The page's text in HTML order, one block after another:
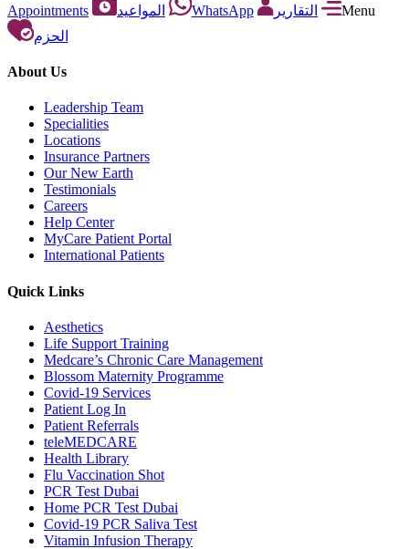
Appointments
المواعيد WhatsApp التقارير
Menu
الحزم
About Us
Leadership Team
Specialities
Locations
Insurance Partners
Our New Earth
Testimonials
Careers
Help Center
MyCare Patient Portal
International Patients
Quick Links
Aesthetics
Life Support Training
Medcare’s Chronic Care Management
Blossom Maternity Programme
Covid-19 Services
Patient Log In
Patient Referrals
teleMEDCARE
Health Library
Flu Vaccination Shot
PCR Test Dubai
Home PCR Test Dubai
Covid-19 PCR Saliva Test
Vitamin Infusion Therapy